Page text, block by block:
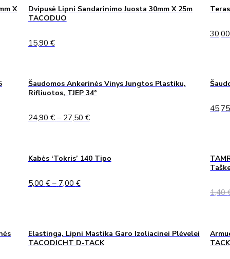
X
Dvipusė Lipni Sandarinimo Juosta 30mm X 25m
TACODUO
15,90 €
Šaudomos Ankerinės Vinys Jungtos Plastiku,
Rifliuotos, TJEP 34°
24,90 € – 27,50 €Price
27,50 €
Kabės ‘Tokris’ 140 Tipo
5,00 € – 7,00 €Price
1,40
Elastinga, Lipni Mastika Garo Izoliacinei Plėvelei
TACODICHT D-TACK
TACK